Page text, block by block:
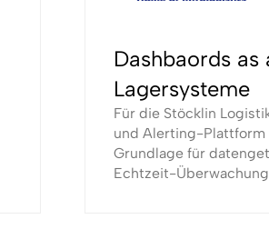
Dashbaords
Lagersysteme
Für die Stöcklin
und Alerting-Plattform
Grundlage für
Echtzeit-